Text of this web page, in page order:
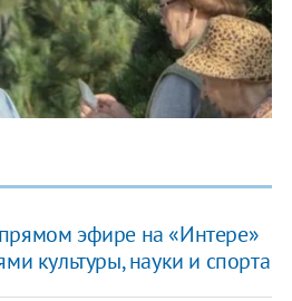
эфире на «Интере»
культуры, науки и спорта